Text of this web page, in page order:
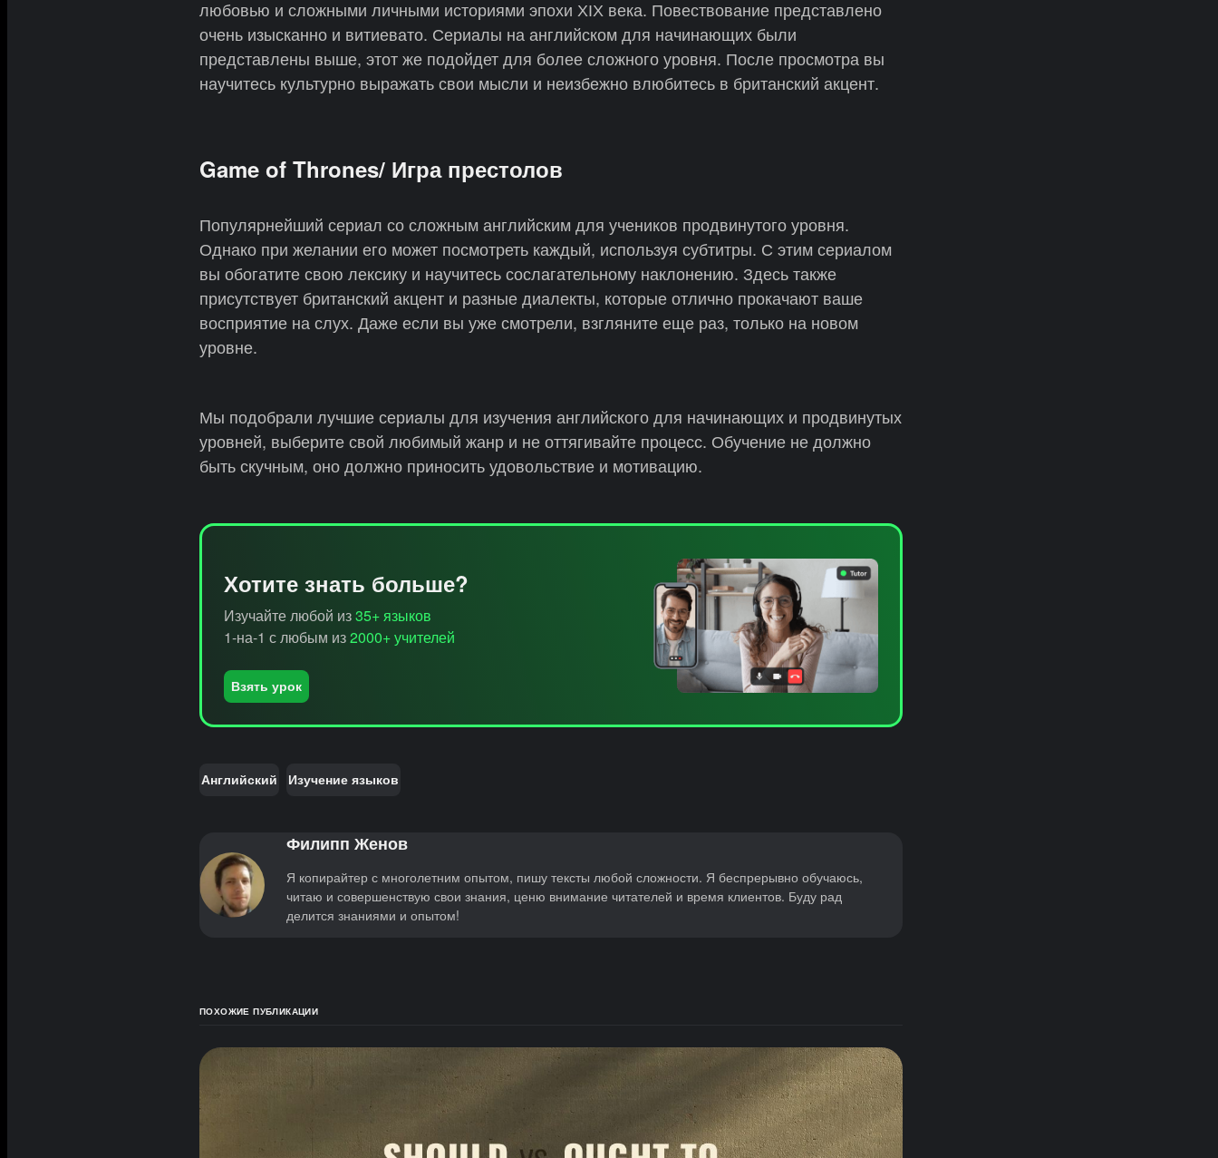
любовью и сложными личными историями эпохи ХІХ века. Повествование представлено
очень изысканно и витиевато. Сериалы на английском для начинающих были
представлены выше, этот же подойдет для более сложного уровня. После просмотра вы
научитесь культурно выражать свои мысли и неизбежно влюбитесь в британский акцент.
Game of Thrones/ Игра престолов
Популярнейший сериал со сложным английским для учеников продвинутого уровня.
Однако при желании его может посмотреть каждый, используя субтитры. С этим сериалом
вы обогатите свою лексику и научитесь сослагательному наклонению. Здесь также
присутствует британский акцент и разные диалекты, которые отлично прокачают ваше
восприятие на слух. Даже если вы уже смотрели, взгляните еще раз, только на новом
уровне.
Мы подобрали лучшие сериалы для изучения английского для начинающих и продвинутых
уровней, выберите свой любимый жанр и не оттягивайте процесс. Обучение не должно
быть скучным, оно должно приносить удовольствие и мотивацию.
Хотите знать больше?
Изучайте любой из35+ языков
1-на-1 с любым из2000+ учителей
Взять урок
Английский Изучение языков
Филипп Женов
Я копирайтер с многолетним опытом, пишу тексты любой сложности. Я беспрерывно обучаюсь,
читаю и совершенствую свои знания, ценю внимание читателей и время клиентов. Буду рад
делится знаниями и опытом!
ПОХОЖИЕ ПУБЛИКАЦИИ